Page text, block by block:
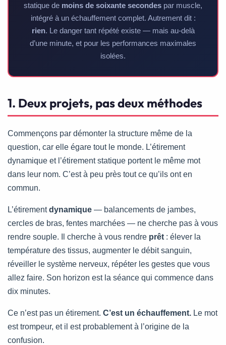
statique de moins de soixante secondes par muscle,
intégré à un échauffement complet. Autrement dit :
rien. Le danger tant répété existe — mais au-delà
d’une minute, et pour les performances maximales
isolées.
1. Deux projets, pas deux méthodes
Commençons par démonter la structure même de la
question, car elle égare tout le monde. L’étirement
dynamique et l’étirement statique portent le même mot
dans leur nom. C’est à peu près tout ce qu’ils ont en
commun.
L’étirementdynamique — balancements de jambes,
cercles de bras, fentes marchées — ne cherche pas à vous
rendre souple. Il cherche à vous rendre prêt : élever la
température des tissus, augmenter le débit sanguin,
réveiller le système nerveux, répéter les gestes que vous
allez faire. Son horizon est la séance qui commence dans
dix minutes.
Ce n’est pas un étirement. C’est un échauffement. Le mot
est trompeur, et il est probablement à l’origine de la
confusion.